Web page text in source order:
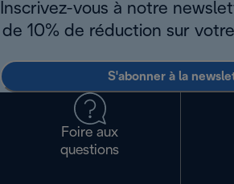
Inscrivez-vous à notre
de 10% de réduction sur
S'abonner à la
Foire aux
questions